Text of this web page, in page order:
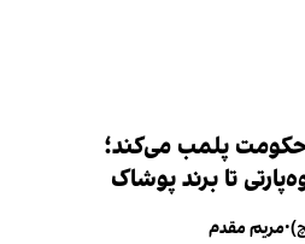
پلمب می‌کند؛
تا برند پوشاک
•مریم مقدم